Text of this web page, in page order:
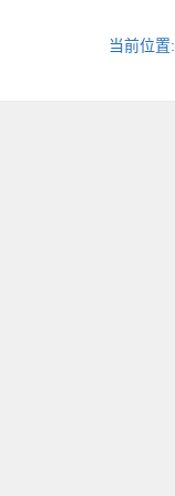
当前位置: